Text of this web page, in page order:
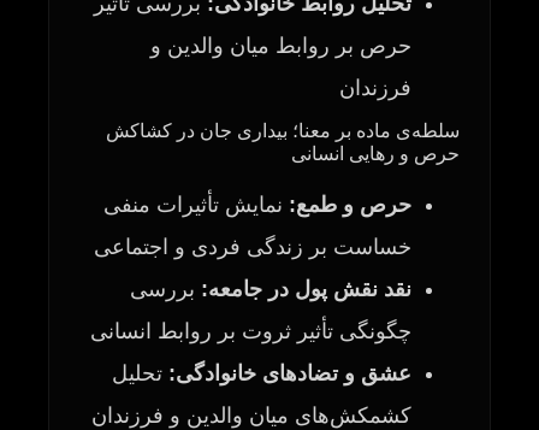
حرص بر روابط میان والدین و
فرزندان
سلطه‌ی ماده بر معنا؛ بیداری جان در کشاکش
حرص و رهایی انسانی
حرص و طمع: نمایش تأثیرات منفی
خساست بر زندگی فردی و اجتماعی
نقد نقش پول در جامعه: بررسی
چگونگی تأثیر ثروت بر روابط انسانی
عشق و تضادهای خانوادگی: تحلیل
کشمکش‌های میان والدین و فرزندان